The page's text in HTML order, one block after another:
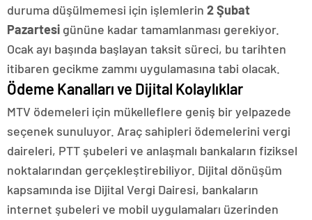
duruma düşülmemesi için işlemlerin 2 Şubat
Pazartesi gününe kadar tamamlanması gerekiyor.
Ocak ayı başında başlayan taksit süreci, bu tarihten
itibaren gecikme zammı uygulamasına tabi olacak.
Ödeme Kanalları ve Dijital Kolaylıklar
MTV ödemeleri için mükelleflere geniş bir yelpazede
seçenek sunuluyor. Araç sahipleri ödemelerini vergi
daireleri, PTT şubeleri ve anlaşmalı bankaların fiziksel
noktalarından gerçekleştirebiliyor. Dijital dönüşüm
kapsamında ise Dijital Vergi Dairesi, bankaların
internet şubeleri ve mobil uygulamaları üzerinden